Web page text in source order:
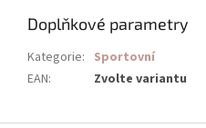
Doplňkové parametry
Kategorie: Sportovní
EAN: Zvolte variantu